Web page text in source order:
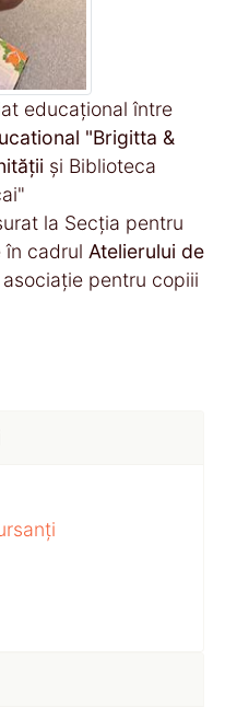
educațional între
"Brigitta &
și Biblioteca
la Secția pentru
în cadrul Atelierului de
pentru copiii